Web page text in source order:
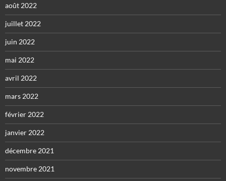
août 2022
juillet 2022
juin 2022
mai 2022
avril 2022
mars 2022
février 2022
janvier 2022
décembre 2021
novembre 2021